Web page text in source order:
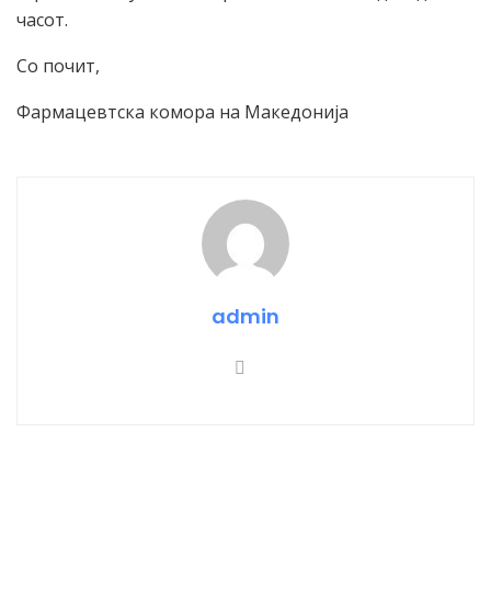
часот.
Со почит,
Фармацевтска комора на Македонија
admin